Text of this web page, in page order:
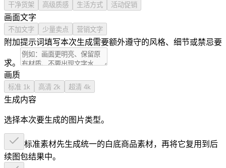
干净货架 高级质感 生活方式 活动促销
画面文字
不加文字 少量卖点 营销文字
附加提示词填写本次生成需要额外遵守的风格、细节或禁忌要
求。
画质
标准 1k 高清 2k 超清 4k
生成内容
选择本次要生成的图片类型。
标准素材先生成统一的白底商品素材，再将它复用到后
续图包结果中。